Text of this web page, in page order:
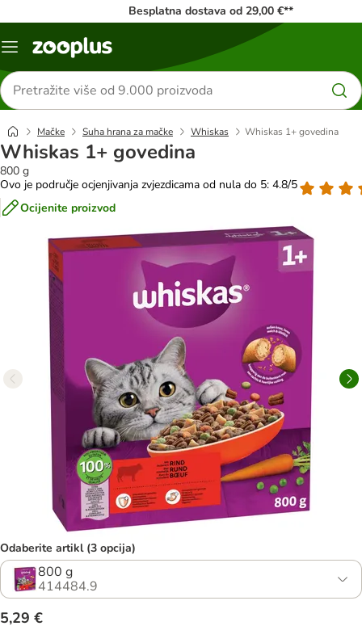
Besplatna dostava od 29,00 €**
Izbornik
Traži
proizvode
Mačke Suha hrana za mačke Whiskas Whiskas 1+ govedina
Whiskas 1+ govedina
800 g
Ovo je područje ocjenjivanja zvjezdicama od nula do 5: 4.8/5
Ocijenite proizvod
Odaberite artikl (3 opcija)
800 g
414484.9
5,29 €